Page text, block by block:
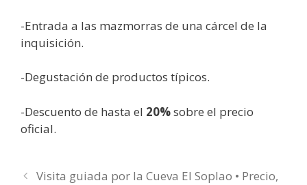
-Entrada a las mazmorras de una cárcel de la
inquisición.
-Degustación de productos típicos.
-Descuento de hasta el 20%sobre el precio
oficial.
Visita guiada por la Cueva El Soplao • Precio,